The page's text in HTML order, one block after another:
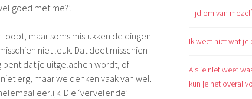
goed met me?’.
maar soms mislukken de dingen.
niet leuk. Dat doet misschien
bent dat je uitgelachen wordt, of
erg, maar we denken vaak van wel.
eerlijk. Die ‘vervelende’
Tijd om van
Ik weet niet wat
Als je niet weet
kun je het overal